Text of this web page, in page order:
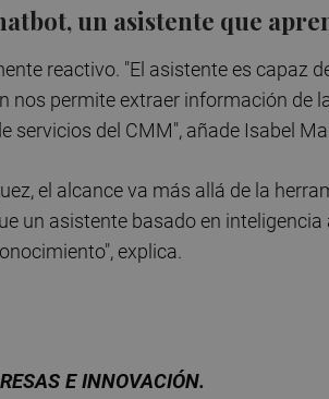
un asistente que
reactivo. "El asistente es capaz
nos permite extraer información de
servicios del CMM", añade Isabel
el alcance va más allá de la
un asistente basado en
explica.
E INNOVACIÓN.